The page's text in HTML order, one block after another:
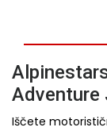
Adventure
Iščete